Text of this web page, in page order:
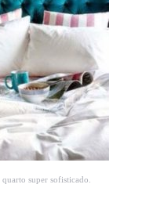
super sofisticado.